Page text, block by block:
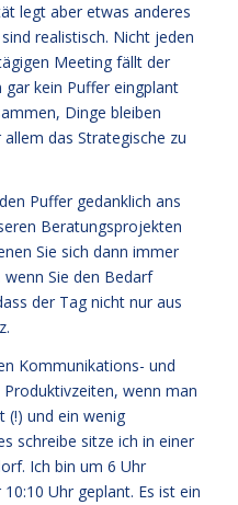
legt aber etwas anderes
realistisch. Nicht jeden
Meeting fällt der
kein Puffer eingplant
Dinge bleiben
das Strategische zu
Puffer gedanklich ans
Beratungsprojekten
Sie sich dann immer
Sie den Bedarf
der Tag nicht nur aus
Kommunikations- und
wenn man
(!) und ein wenig
schreibe sitze ich in einer
Ich bin um 6 Uhr
Uhr geplant. Es ist ein